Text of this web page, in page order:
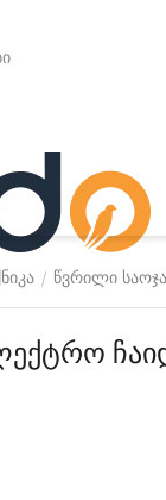
/ წვრილი